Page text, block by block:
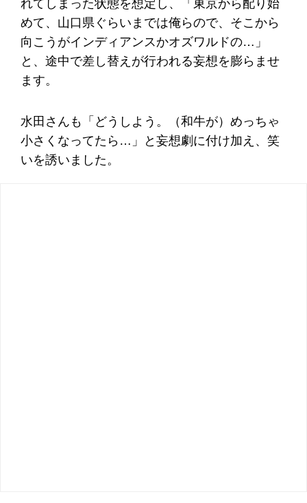
れてしまった状態を想定し、「東京から配り始
めて、山口県ぐらいまでは俺らので、そこから
向こうがインディアンスかオズワルドの…」
と、途中で差し替えが行われる妄想を膨らませ
ます。
水田さんも「どうしよう。（和牛が）めっちゃ
小さくなってたら…」と妄想劇に付け加え、笑
いを誘いました。